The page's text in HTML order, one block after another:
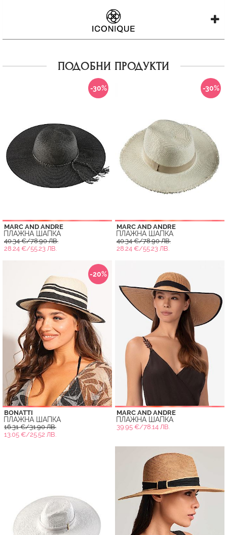
ПОДОБНИ ПРОДУКТИ
-30%
MARC AND ANDRE
ПЛАЖНА ШАПКА
40.34 €/78.90 ЛВ.
28.24 €/55.23 ЛВ.
-30%
MARC AND ANDRE
ПЛАЖНА ШАПКА
40.34 €/78.90 ЛВ.
28.24 €/55.23 ЛВ.
-20%
BONATTI
ПЛАЖНА ШАПКА
16.31 €/31.90 ЛВ.
13.05 €/25.52 ЛВ.
MARC AND ANDRE
ПЛАЖНА ШАПКА
39.95 €/78.14 ЛВ.